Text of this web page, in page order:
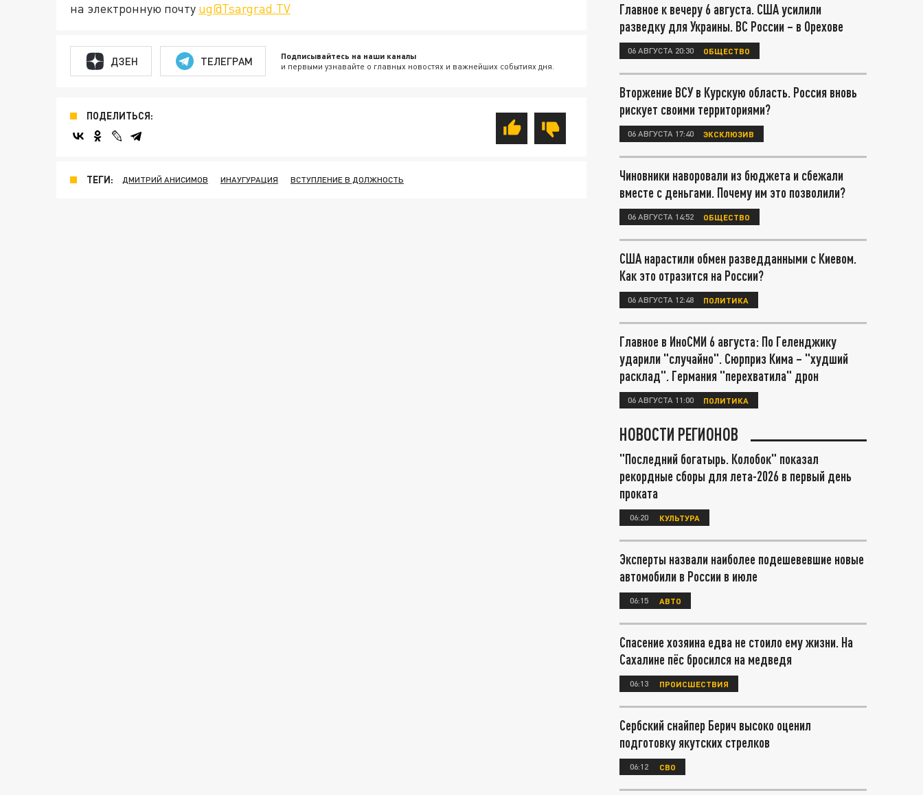
на электронную почту ug@Tsargrad.TV
ДЗЕН ТЕЛЕГРАМ Подписывайтесь на наши каналы
и первыми узнавайте о главных новостях и важнейших событиях дня.
ПОДЕЛИТЬСЯ:
ТЕГИ: ДМИТРИЙ АНИСИМОВ ИНАУГУРАЦИЯ ВСТУПЛЕНИЕ В ДОЛЖНОСТЬ
Главное к вечеру 6 августа. США усилили
разведку для Украины. ВС России – в Орехове
06 АВГУСТА 20:30 ОБЩЕСТВО
Вторжение ВСУ в Курскую область. Россия вновь
рискует своими территориями?
06 АВГУСТА 17:40 ЭКСКЛЮЗИВ
Чиновники наворовали из бюджета и сбежали
вместе с деньгами. Почему им это позволили?
06 АВГУСТА 14:52 ОБЩЕСТВО
США нарастили обмен разведданными с Киевом.
Как это отразится на России?
06 АВГУСТА 12:48 ПОЛИТИКА
Главное в ИноСМИ 6 августа: По Геленджику
ударили "случайно". Сюрприз Кима – "худший
расклад". Германия "перехватила" дрон
06 АВГУСТА 11:00 ПОЛИТИКА
НОВОСТИ РЕГИОНОВ
"Последний богатырь. Колобок" показал
рекордные сборы для лета-2026 в первый день
проката
06:20 КУЛЬТУРА
Эксперты назвали наиболее подешевевшие новые
автомобили в России в июле
06:15 АВТО
Спасение хозяина едва не стоило ему жизни. На
Сахалине пёс бросился на медведя
06:13 ПРОИСШЕСТВИЯ
Сербский снайпер Берич высоко оценил
подготовку якутских стрелков
06:12 СВО